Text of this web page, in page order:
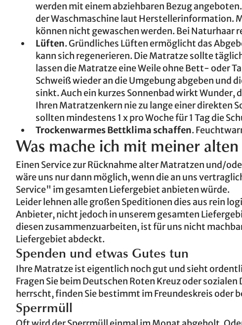
werden mit einem abziehbaren Bezug
der Waschmaschine laut Herstellerinformation.
können nicht gewaschen werden. Bei Naturhaar
Lüften. Gründliches Lüften ermöglicht das
kann sich regenerieren. Die Matratze sollte
lassen die Matratze eine Weile ohne Bett- oder
Schweiß wieder an die Umgebung abgeben und
sinkt. Auch ein kurzes Sonnenbad wirkt
Ihren Matratzenkern nie zu lange einer direkten
sollten mindestens 1 x pro Woche für 1 Tag die
Trockenwarmes Bettklima schaffen.
Was mache ich mit meiner alten
Einen Service zur Rücknahme alter Matratzen und/
wäre uns nur dann möglich, wenn die an uns
Service" im gesamten Liefergebiet anbieten würde.
Leider lehnen alle großen Speditionen dies aus rein
Anbieter, nicht jedoch in unserem gesamten
diesen zusammenzuarbeiten, ist für uns nicht
Liefergebiet abdeckt.
Spenden und etwas Gutes tun
Ihre Matratze ist eigentlich noch gut und sieht
Fragen Sie beim Deutschen Roten Kreuz oder
herrscht, finden Sie bestimmt im Freundeskreis oder
Sperrmüll